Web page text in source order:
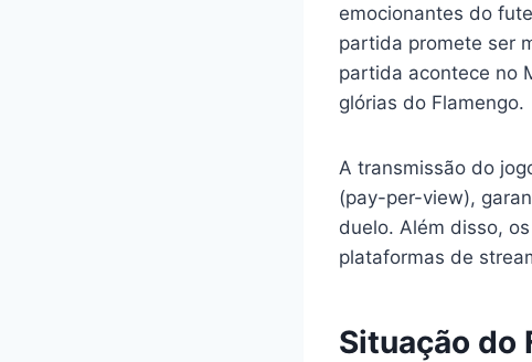
emocionantes do
partida promete ser
partida acontece no
glórias do Flamengo.
A transmissão do
(pay-per-view),
duelo. Além disso,
plataformas de
Situação do